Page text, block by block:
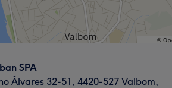
SPA
Álvares 32-51, 4420-527 Valbom,